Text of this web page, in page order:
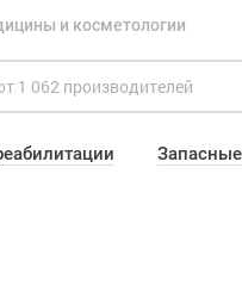
и косметологии